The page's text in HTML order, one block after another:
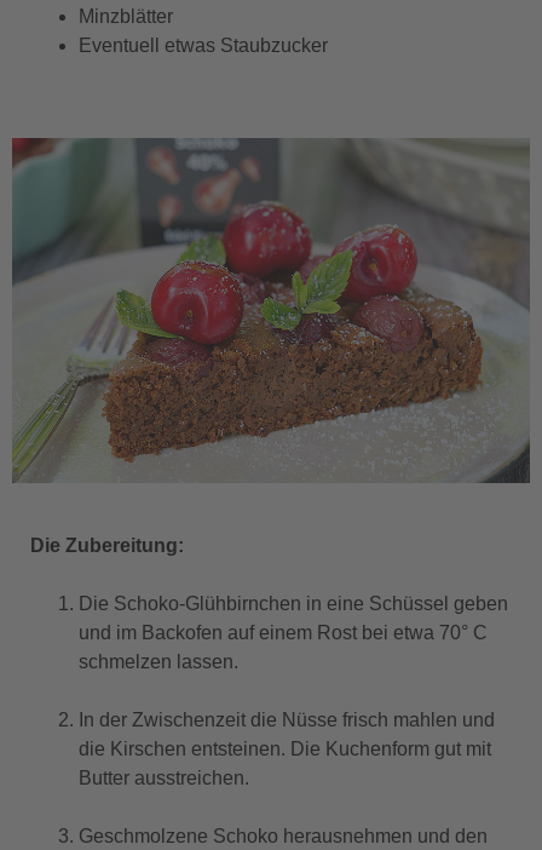
Minzblätter
Eventuell etwas Staubzucker
Die Zubereitung:
Die Schoko-Glühbirnchen in eine Schüssel geben
und im Backofen auf einem Rost bei etwa 70° C
schmelzen lassen.
In der Zwischenzeit die Nüsse frisch mahlen und
die Kirschen entsteinen. Die Kuchenform gut mit
Butter ausstreichen.
Geschmolzene Schoko herausnehmen und den